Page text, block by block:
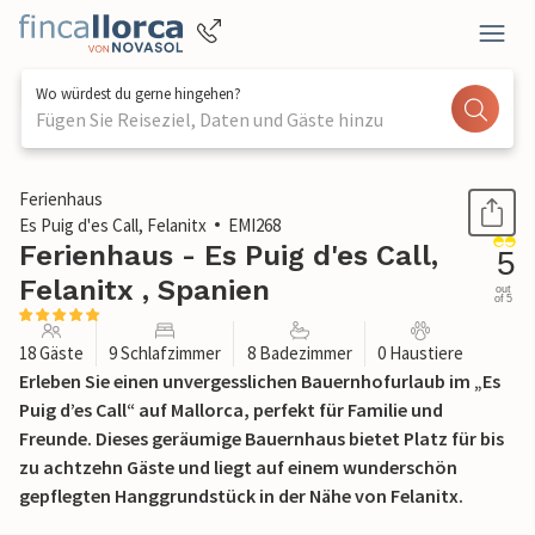
Wo würdest du gerne hingehen?
Fügen Sie Reiseziel, Daten und Gäste hinzu
1 / 62
Ferienhaus
Es Puig d'es Call, Felanitx
EMI268
Ferienhaus - Es Puig d'es Call,
Felanitx , Spanien
5
out
of 5
18 Gäste 9 Schlafzimmer 8 Badezimmer 0 Haustiere
Erleben Sie einen unvergesslichen Bauernhofurlaub im „Es
Puig d’es Call“ auf Mallorca, perfekt für Familie und
Freunde. Dieses geräumige Bauernhaus bietet Platz für bis
zu achtzehn Gäste und liegt auf einem wunderschön
gepflegten Hanggrundstück in der Nähe von Felanitx.